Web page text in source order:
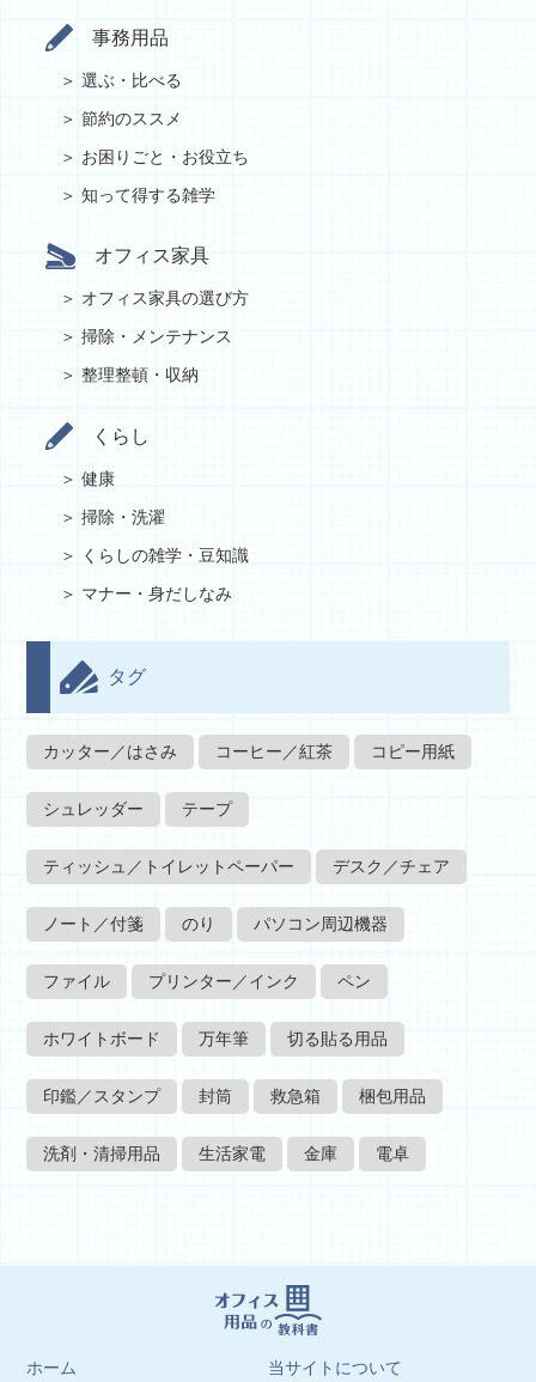
事務用品
選ぶ・比べる
節約のススメ
お困りごと・お役立ち
知って得する雑学
オフィス家具
オフィス家具の選び方
掃除・メンテナンス
整理整頓・収納
くらし
健康
掃除・洗濯
くらしの雑学・豆知識
マナー・身だしなみ
タグ
カッター／はさみ コーヒー／紅茶 コピー用紙
シュレッダー テープ
ティッシュ／トイレットペーパー デスク／チェア
ノート／付箋 のり パソコン周辺機器
ファイル プリンター／インク ペン
ホワイトボード 万年筆 切る貼る用品
印鑑／スタンプ 封筒 救急箱 梱包用品
洗剤・清掃用品 生活家電 金庫 電卓
ホーム 当サイトについて